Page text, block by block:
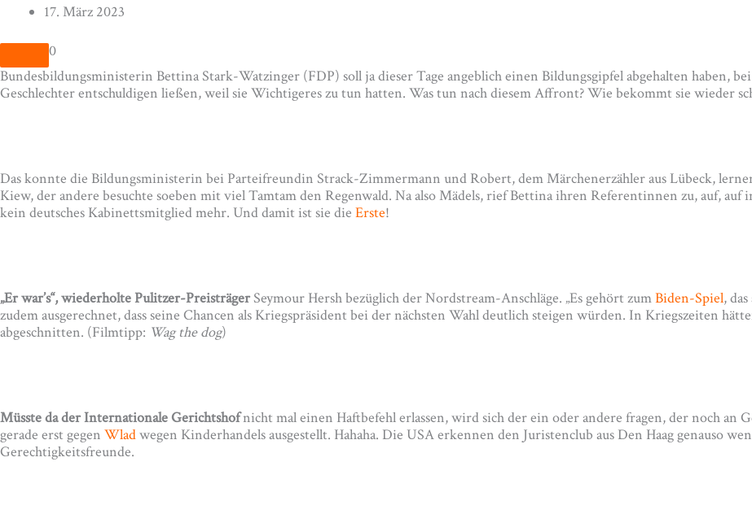
17. März 2023
0
Bundesbildungsministerin Bettina Stark-Watzinger (FDP) soll ja dieser Tage angeblich einen Bildungsgipfel abgehalten haben,
Geschlechter entschuldigen ließen, weil sie Wichtigeres zu tun hatten. Was tun nach diesem Affront? Wie bekommt sie wieder
Das konnte die Bildungsministerin bei Parteifreundin Strack-Zimmermann und Robert, dem Märchenerzähler aus Lübeck,
Kiew, der andere besuchte soeben mit viel Tamtam den Regenwald. Na also Mädels, rief Bettina ihren Referentinnen zu, auf, auf
kein deutsches Kabinettsmitglied mehr. Und damit ist sie die Erste!
„Er war’s“, wiederholte Pulitzer-PreisträgerSeymour Hersh bezüglich der Nordstream-Anschläge. „Es gehört zumBiden-Spiel,
zudem ausgerechnet, dass seine Chancen als Kriegspräsident bei der nächsten Wahl deutlich steigen würden. In Kriegszeiten
abgeschnitten. (Filmtipp: Wag the dog)
Müsste da der Internationale Gerichtshofnicht mal einen Haftbefehl erlassen, wird sich der ein oder andere fragen, der noch an
gerade erst gegen Wladwegen Kinderhandels ausgestellt. Hahaha. Die USA erkennen den Juristenclub aus Den Haag genauso
Gerechtigkeitsfreunde.